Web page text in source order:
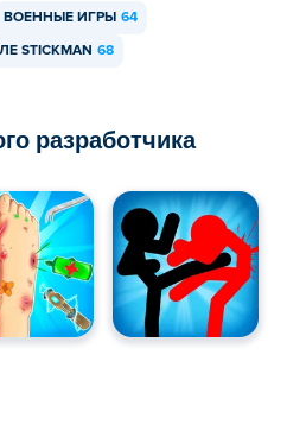
ВОЕННЫЕ ИГРЫ 64
STICKMAN 68
разработчика